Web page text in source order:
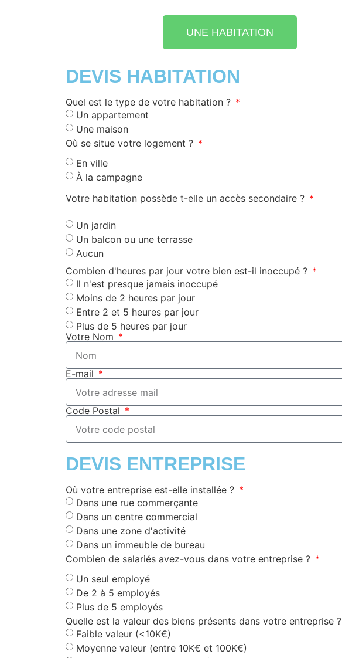
UNE HABITATION
DEVIS HABITATION
Quel est le type de votre habitation ?
Un appartement
Une maison
Où se situe votre logement ?
En ville
À la campagne
Votre habitation possède t-elle un accès secondaire ?
Un jardin
Un balcon ou une terrasse
Aucun
Combien d'heures par jour votre bien est-il inoccupé ?
Il n'est presque jamais inoccupé
Moins de 2 heures par jour
Entre 2 et 5 heures par jour
Plus de 5 heures par jour
Votre Nom
E-mail
Code Postal
DEVIS ENTREPRISE
Où votre entreprise est-elle installée ?
Dans une rue commerçante
Dans un centre commercial
Dans une zone d'activité
Dans un immeuble de bureau
Combien de salariés avez-vous dans votre entreprise ?
Un seul employé
De 2 à 5 employés
Plus de 5 employés
Quelle est la valeur des biens présents dans votre entreprise ?
Faible valeur (<10K€)
Moyenne valeur (entre 10K€ et 100K€)